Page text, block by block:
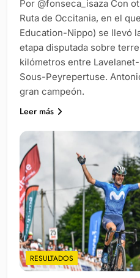
Por @fonseca_isaza Con
Ruta de Occitania, en el
Education-Nippo) se llevó
etapa disputada sobre
kilómetros entre
Sous-Peyrepertuse.
gran campeón.
Leer más
RESULTADOS